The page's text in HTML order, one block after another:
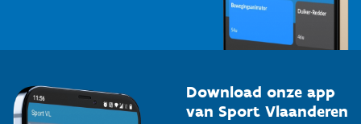
Download onze app
van Sport Vlaanderen